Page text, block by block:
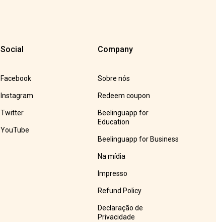
Social
Facebook
Instagram
Twitter
YouTube
Company
Sobre nós
Redeem coupon
Beelinguapp for
Education
Beelinguapp for Business
Na mídia
Impresso
Refund Policy
Declaração de
Privacidade